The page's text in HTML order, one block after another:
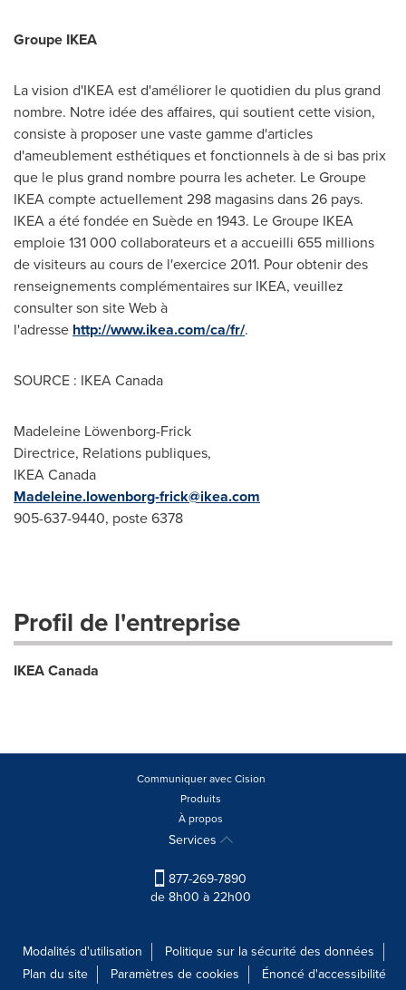
Groupe IKEA
La vision d'IKEA est d'améliorer le quotidien du plus grand
nombre. Notre idée des affaires, qui soutient cette vision,
consiste à proposer une vaste gamme d'articles
d'ameublement esthétiques et fonctionnels à de si bas prix
que le plus grand nombre pourra les acheter. Le Groupe
IKEA compte actuellement 298 magasins dans 26 pays.
IKEA a été fondée en Suède en 1943. Le Groupe IKEA
emploie 131 000 collaborateurs et a accueilli 655 millions
de visiteurs au cours de l'exercice 2011. Pour obtenir des
renseignements complémentaires sur IKEA, veuillez
consulter son site Web à
l'adresse http://www.ikea.com/ca/fr/.
SOURCE : IKEA Canada
Madeleine Löwenborg-Frick
Directrice, Relations publiques,
IKEA Canada
Madeleine.lowenborg-frick@ikea.com
905-637-9440, poste 6378
Profil de l'entreprise
IKEA Canada
Communiquer avec Cision
Produits
À propos
Services
877-269-7890
de 8h00 à 22h00
Modalités d'utilisation
Politique sur la sécurité des données
Plan du site
Paramètres de cookies Énoncé d'accessibilité